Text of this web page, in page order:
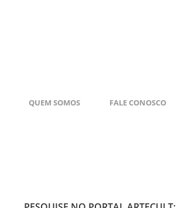
QUEM SOMOS FALE CONOSCO